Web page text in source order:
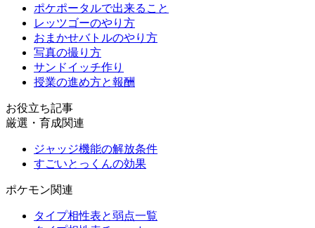
ポケポータルで出来ること
レッツゴーのやり方
おまかせバトルのやり方
写真の撮り方
サンドイッチ作り
授業の進め方と報酬
お役立ち記事
厳選・育成関連
ジャッジ機能の解放条件
すごいとっくんの効果
ポケモン関連
タイプ相性表と弱点一覧